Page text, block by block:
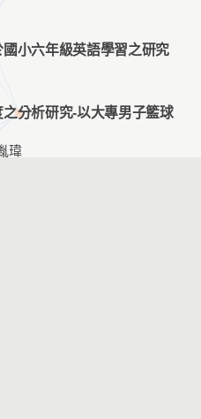
小六年級英語學習之研究
分析研究-以大專男子籃球
瑋